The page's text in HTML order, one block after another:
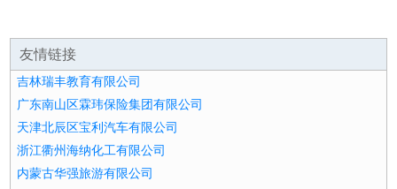
友情链接
吉林瑞丰教育有限公司
广东南山区霖玮保险集团有限公司
天津北辰区宝利汽车有限公司
浙江衢州海纳化工有限公司
内蒙古华强旅游有限公司